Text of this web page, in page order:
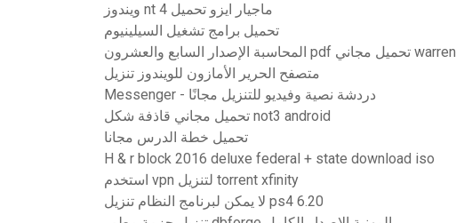
ويندوز nt 4 ماجيار ايزو تحميل
تحميل برامج تشغيل السيلينيوم
المحاسبة الإصدار السابع والعشرون pdf تحميل مجاني warren
متصفح الحرير الأمازون للويندوز تنزيل
Messenger - دردشة نصية وفيديو للتنزيل مجانًا
تحميل مجاني قاذفة شكل not3 android
تحميل خطة الدرس مجانا
H & r block 2016 deluxe federal + state download iso
استخدم vpn لتنزيل torrent xfinity
لا يمكن لبرنامج النظام تنزيل ps4 6.20